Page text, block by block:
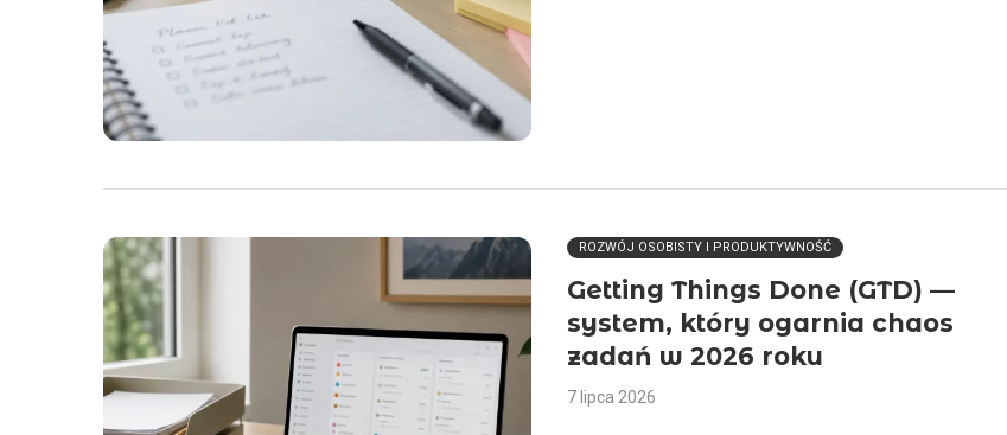
ROZWÓJ OSOBISTY I PRODUKTYWNOŚĆ
Getting Things Done (GTD) —
system, który ogarnia chaos
zadań w 2026 roku
7 lipca 2026